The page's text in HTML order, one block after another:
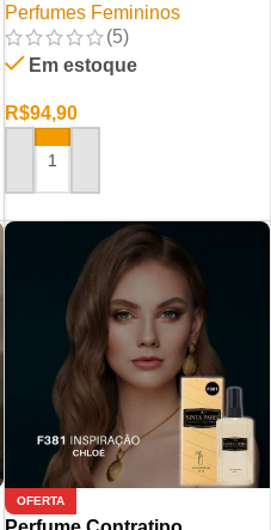
Perfumes Femininos
(5)
Em estoque
R$94,90
ADICIONAR AO CARRINHO
OFERTA